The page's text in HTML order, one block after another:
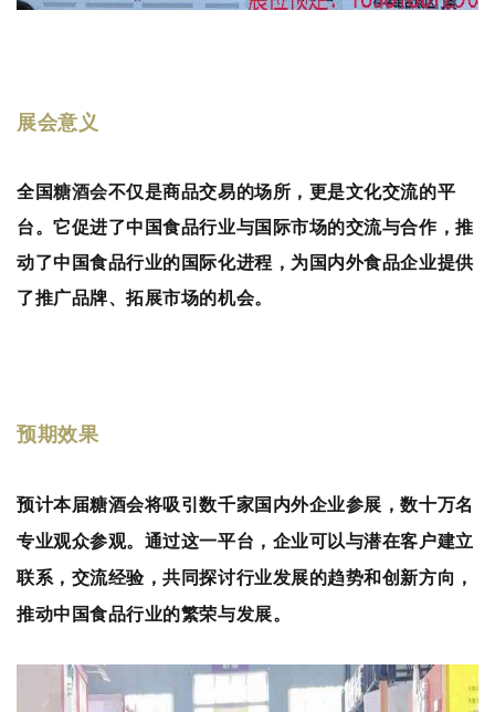
展会意义
全国糖酒会不仅是商品交易的场所，更是文化交流的平
台。它促进了中国食品行业与国际市场的交流与合作，推
动了中国食品行业的国际化进程，为国内外食品企业提供
了推广品牌、拓展市场的机会。
预期效果
预计本届糖酒会将吸引数千家国内外企业参展，数十万名
专业观众参观。通过这一平台，企业可以与潜在客户建立
联系，交流经验，共同探讨行业发展的趋势和创新方向，
推动中国食品行业的繁荣与发展。